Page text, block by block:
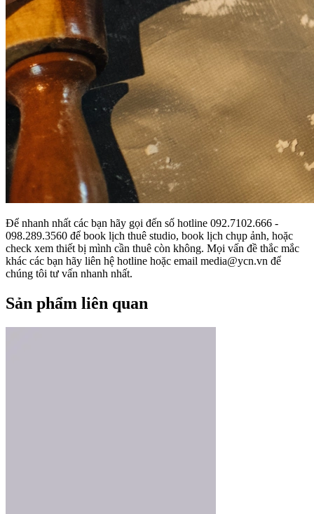
Để nhanh nhất các bạn hãy gọi đến số hotline 092.7102.666 -
098.289.3560 để book lịch thuê studio, book lịch chụp ảnh, hoặc
check xem thiết bị mình cần thuê còn không. Mọi vấn đề thắc mắc
khác các bạn hãy liên hệ hotline hoặc email media@ycn.vn để
chúng tôi tư vấn nhanh nhất.
Sản phẩm liên quan